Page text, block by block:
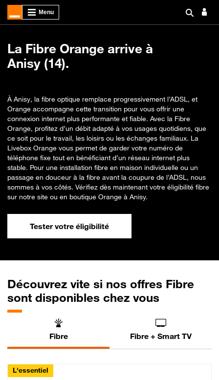
La Fibre Orange arrive à
Anisy (14).
À Anisy, la fibre optique remplace progressivement l’ADSL, et
Orange accompagne cette transition pour vous offrir une
connexion internet plus performante et fiable. Avec la Fibre
Orange, profitez d’un débit adapté à vos usages quotidiens, que
ce soit pour le travail, les loisirs ou les échanges familiaux. La
Livebox Orange vous permet de garder votre numéro de
téléphone fixe tout en bénéficiant d’un réseau internet plus
stable. Pour une installation fibre en maison individuelle ou un
passage en douceur à la fibre avant la coupure de l’ADSL, nous
sommes à vos côtés. Vérifiez dès maintenant votre éligibilité fibre
sur notre site ou en boutique Orange à Anisy.
Tester votre éligibilité
Découvrez vite si nos offres Fibre
sont disponibles chez vous
Fibre Fibre + Smart TV
L'essentiel